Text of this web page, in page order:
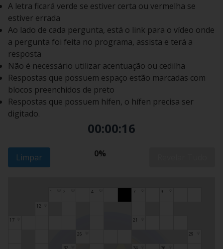
A letra ficará verde se estiver certa ou vermelha se
estiver errada
Ao lado de cada pergunta, está o link para o vídeo onde
a pergunta foi feita no programa, assista e terá a
resposta
Não é necessário utilizar acentuação ou cedilha
Respostas que possuem espaço estão marcadas com
blocos preenchidos de preto
Respostas que possuem hífen, o hífen precisa ser
digitado.
00:00:17
Limpar 0%
1 2 4 7 9
12
17 21
26 29